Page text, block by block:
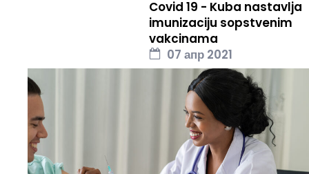
Covid 19 - Kuba nastavlja
imunizaciju sopstvenim
vakcinama
07 апр 2021